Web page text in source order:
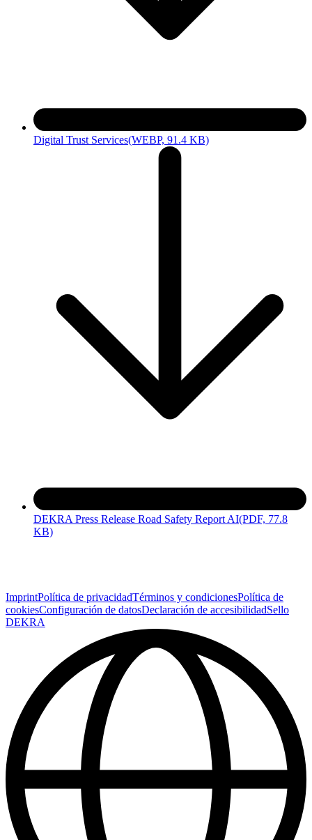
Digital Trust Services(WEBP, 91.4 KB)
DEKRA Press Release Road Safety Report AI(PDF, 77.8
KB)
ImprintPolítica de privacidadTérminos y condicionesPolítica de
cookiesConfiguración de datosDeclaración de accesibilidadSello
DEKRA